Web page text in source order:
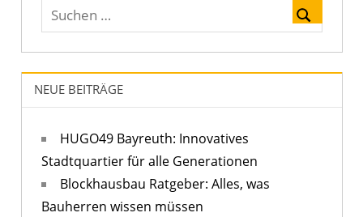
NEUE BEITRÄGE
HUGO49 Bayreuth: Innovatives
Stadtquartier für alle Generationen
Blockhausbau Ratgeber: Alles, was
Bauherren wissen müssen